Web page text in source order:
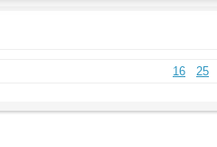
16 25